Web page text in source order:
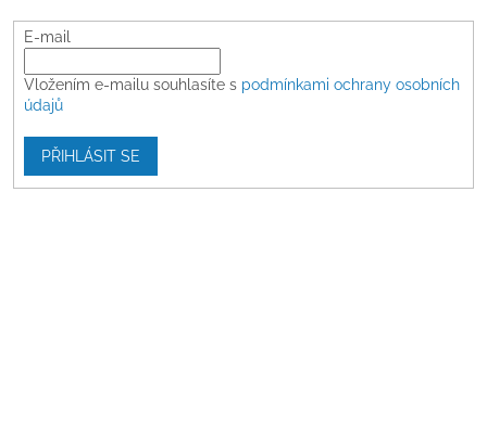
E-mail
Vložením e-mailu souhlasíte s podmínkami ochrany osobních
údajů
PŘIHLÁSIT SE